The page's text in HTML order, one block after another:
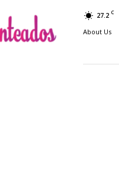
27.2 C
About Us